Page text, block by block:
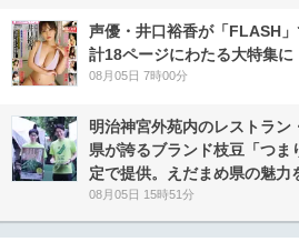
声優・井口裕香が「FLASH
計18ページにわたる大特集に
08月05日 7時00分
明治神宮外苑内のレストラン
県が誇るブランド枝豆「つま
定で提供。えだまめ県の魅力
08月05日 15時51分